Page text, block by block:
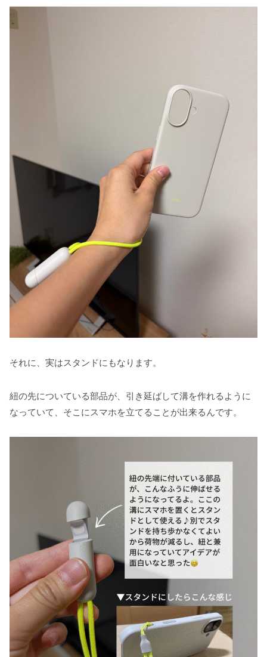
それに、実はスタンドにもなります。
紐の先についている部品が、引き延ばして溝を作れるように
なっていて、そこにスマホを立てることが出来るんです。